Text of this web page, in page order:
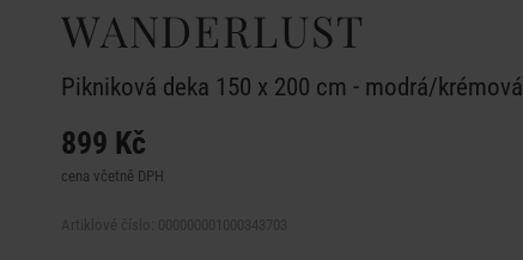
WANDERLUST
Pikniková deka 150 x 200 cm - modrá/krémová
899 Kč
cena včetně DPH